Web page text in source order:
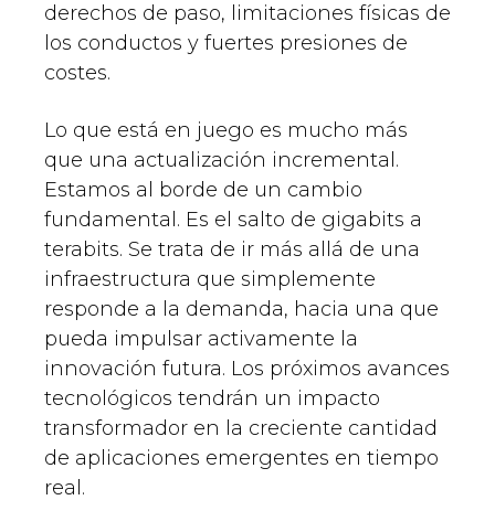
derechos de paso, limitaciones físicas de
los conductos y fuertes presiones de
costes.
Lo que está en juego es mucho más
que una actualización incremental.
Estamos al borde de un cambio
fundamental. Es el salto de gigabits a
terabits. Se trata de ir más allá de una
infraestructura que simplemente
responde a la demanda, hacia una que
pueda impulsar activamente la
innovación futura. Los próximos avances
tecnológicos tendrán un impacto
transformador en la creciente cantidad
de aplicaciones emergentes en tiempo
real.